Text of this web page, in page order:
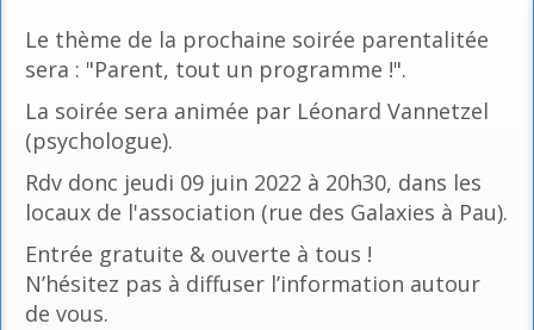
Le thème de la prochaine soirée parentalitée
sera : "Parent, tout un programme !".
La soirée sera animée par Léonard Vannetzel
(psychologue).
Rdv donc jeudi 09 juin 2022 à 20h30, dans les
locaux de l'association (rue des Galaxies à Pau).
Entrée gratuite & ouverte à tous !
N’hésitez pas à diffuser l’information autour
de vous.